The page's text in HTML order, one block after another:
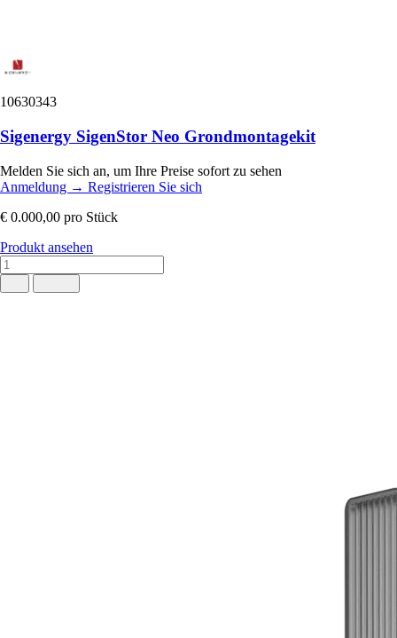
10630343
Sigenergy SigenStor Neo Grondmontagekit
Melden Sie sich an, um Ihre Preise sofort zu sehen
Anmeldung → Registrieren Sie sich
€ 0.000,00 pro Stück
Produkt ansehen